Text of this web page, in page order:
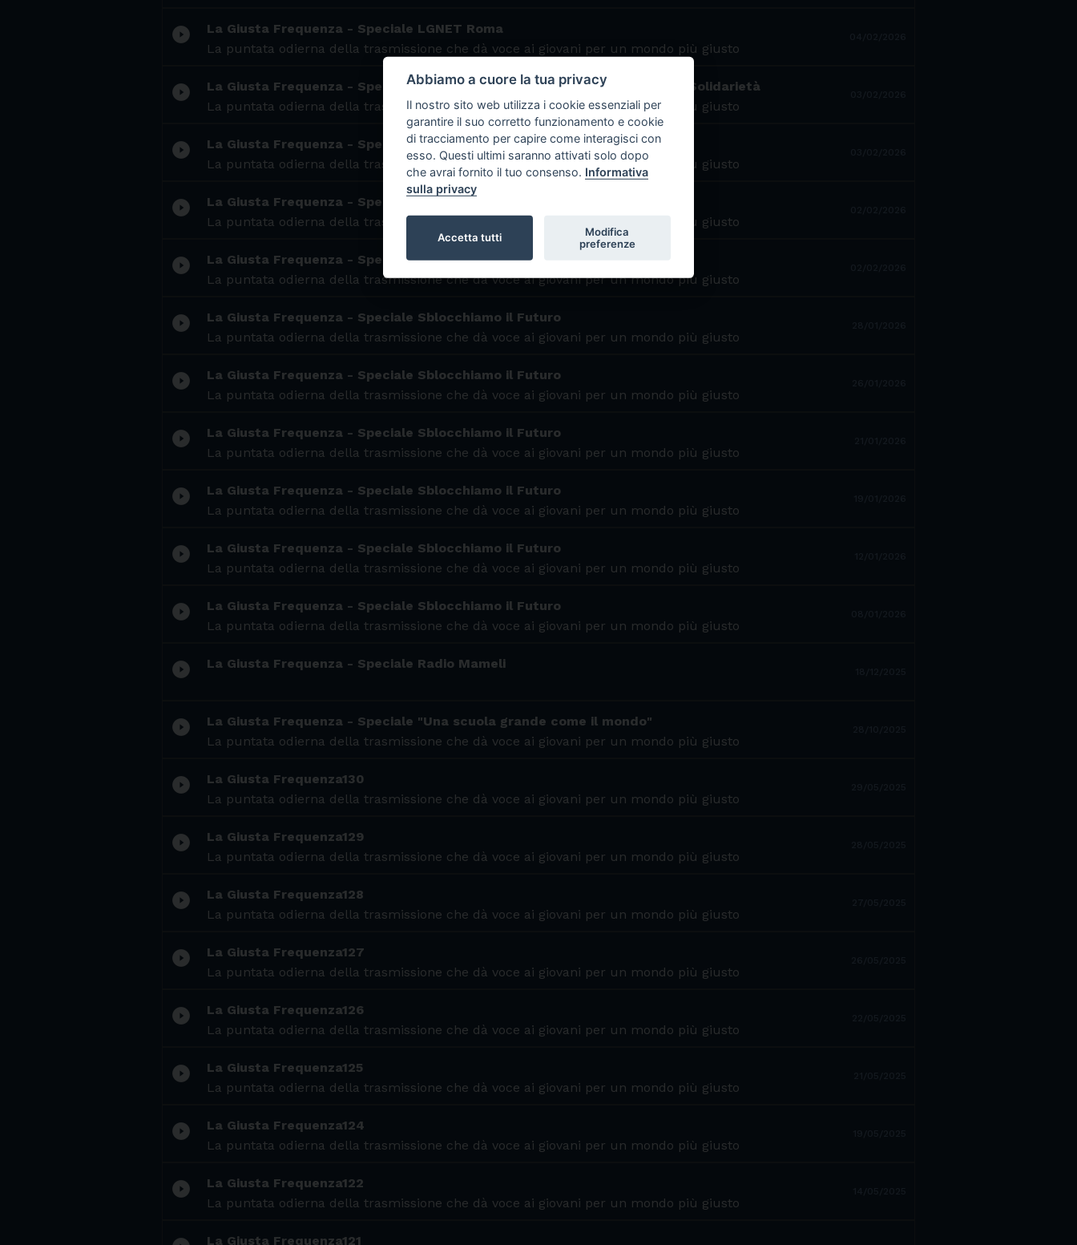
play_circle_filled
La Giusta Frequenza - Speciale LGNET Roma
La puntata odierna della trasmissione che dà voce ai giovani per un mondo più giusto
play_circle_filled
La Giusta Frequenza - Speciale LGNET Roma - Intervista a Giulia di ARCI Solidarietà
La puntata odierna della trasmissione che dà voce ai giovani per un mondo più giusto
play_circle_filled
La Giusta Frequenza - Speciale LGNET Roma
La puntata odierna della trasmissione che dà voce ai giovani per un mondo più giusto
play_circle_filled
La Giusta Frequenza - Speciale LGNET Roma
La puntata odierna della trasmissione che dà voce ai giovani per un mondo più giusto
play_circle_filled
La Giusta Frequenza - Speciale LGNET - Intervista a Diego
La puntata odierna della trasmissione che dà voce ai giovani per un mondo più giusto
play_circle_filled
La Giusta Frequenza - Speciale Sblocchiamo il Futuro
La puntata odierna della trasmissione che dà voce ai giovani per un mondo più giusto
play_circle_filled
La Giusta Frequenza - Speciale Sblocchiamo il Futuro
La puntata odierna della trasmissione che dà voce ai giovani per un mondo più giusto
play_circle_filled
La Giusta Frequenza - Speciale Sblocchiamo il Futuro
La puntata odierna della trasmissione che dà voce ai giovani per un mondo più giusto
play_circle_filled
La Giusta Frequenza - Speciale Sblocchiamo il Futuro
La puntata odierna della trasmissione che dà voce ai giovani per un mondo più giusto
play_circle_filled
La Giusta Frequenza - Speciale Sblocchiamo il Futuro
La puntata odierna della trasmissione che dà voce ai giovani per un mondo più giusto
play_circle_filled
La Giusta Frequenza - Speciale Sblocchiamo il Futuro
La puntata odierna della trasmissione che dà voce ai giovani per un mondo più giusto
play_circle_filled La Giusta Frequenza - Speciale Radio Mameli
play_circle_filled
La Giusta Frequenza - Speciale "Una scuola grande come il mondo"
La puntata odierna della trasmissione che dà voce ai giovani per un mondo più giusto
play_circle_filled
La Giusta Frequenza130
La puntata odierna della trasmissione che dà voce ai giovani per un mondo più giusto
play_circle_filled
La Giusta Frequenza129
La puntata odierna della trasmissione che dà voce ai giovani per un mondo più giusto
play_circle_filled
La Giusta Frequenza128
La puntata odierna della trasmissione che dà voce ai giovani per un mondo più giusto
play_circle_filled
La Giusta Frequenza127
La puntata odierna della trasmissione che dà voce ai giovani per un mondo più giusto
play_circle_filled
La Giusta Frequenza126
La puntata odierna della trasmissione che dà voce ai giovani per un mondo più giusto
play_circle_filled
La Giusta Frequenza125
La puntata odierna della trasmissione che dà voce ai giovani per un mondo più giusto
play_circle_filled
La Giusta Frequenza124
La puntata odierna della trasmissione che dà voce ai giovani per un mondo più giusto
play_circle_filled
La Giusta Frequenza122
La puntata odierna della trasmissione che dà voce ai giovani per un mondo più giusto
La Giusta Frequenza121
Abbiamo a cuore la tua privacy
Il nostro sito web utilizza i cookie essenziali per
garantire il suo corretto funzionamento e cookie
di tracciamento per capire come interagisci con
esso. Questi ultimi saranno attivati solo dopo
che avrai fornito il tuo consenso. Informativa
sulla privacy
Accetta tutti
Modifica
preferenze